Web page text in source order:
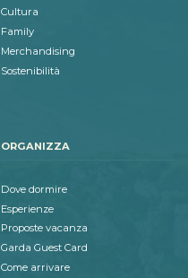
Cultura
Family
Merchandising
Sostenibilità
ORGANIZZA
Dove dormire
Esperienze
Proposte vacanza
Garda Guest Card
Come arrivare